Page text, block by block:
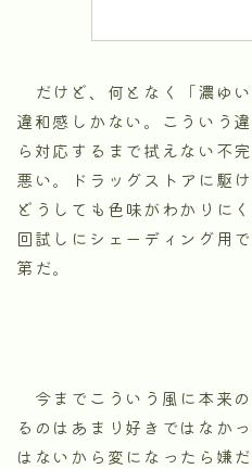
だけど、何となく「濃ゆ
違和感しかない。こういう
ら対応するまで拭えない不
悪い。ドラッグストアに駆
どうしても色味がわかりに
回試しにシェーディング用
第だ。
今までこういう風に本来
るのはあまり好きではなか
はないから変になったら嫌